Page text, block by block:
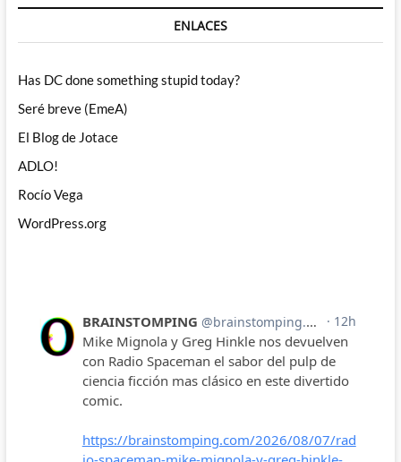
ENLACES
Has DC done something stupid today?
Seré breve (EmeA)
El Blog de Jotace
ADLO!
Rocío Vega
WordPress.org